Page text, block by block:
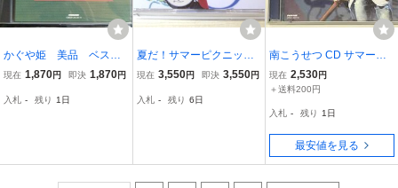
かぐや姫 美品 ベス
ト ドリーミン 2CD 7
ョップ レア品大量迅速
現在 1,870円 即決 1,870円
入札 - 残り 1日
夏だ！サマーピクニック
フォーエバーinつま恋★LI
せつ 伊勢正三 イルカ 杉
現在 3,550円 即決 3,550円
入札 - 残り 6日
南こうせつ CD サマーピ
クニック Love&Peace
現在 2,530円
＋送料200円
入札 - 残り 1日
最安値を見る